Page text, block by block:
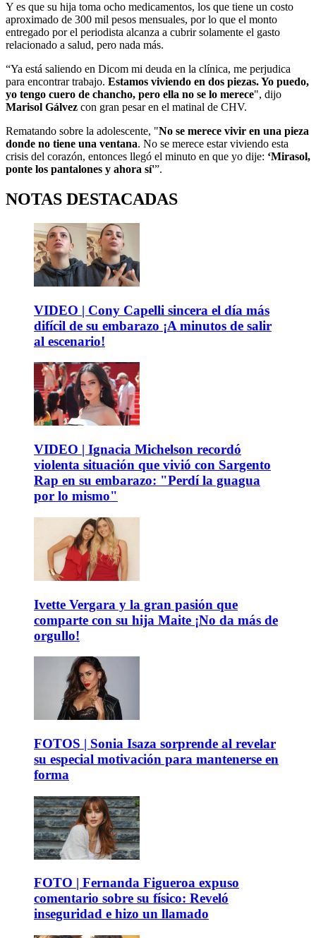
Y es que su hija toma ocho medicamentos, los que tiene un costo
aproximado de 300 mil pesos mensuales, por lo que el monto
entregado por el periodista alcanza a cubrir solamente el gasto
relacionado a salud, pero nada más.
“Ya está saliendo en Dicom mi deuda en la clínica, me perjudica
para encontrar trabajo. Estamos viviendo en dos piezas. Yo puedo,
yo tengo cuero de chancho, pero ella no se lo merece", dijo
Marisol Gálvez con gran pesar en el matinal de CHV.
Rematando sobre la adolescente, "No se merece vivir en una pieza
donde no tiene una ventana. No se merece estar viviendo esta
crisis del corazón, entonces llegó el minuto en que yo dije: ‘Mirasol,
ponte los pantalones y ahora sí'”.
NOTAS DESTACADAS
VIDEO | Cony Capelli sincera el día más
difícil de su embarazo ¡A minutos de salir
al escenario!
VIDEO | Ignacia Michelson recordó
violenta situación que vivió con Sargento
Rap en su embarazo: "Perdí la guagua
por lo mismo"
Ivette Vergara y la gran pasión que
comparte con su hija Maite ¡No da más de
orgullo!
FOTOS | Sonia Isaza sorprende al revelar
su especial motivación para mantenerse en
forma
FOTO | Fernanda Figueroa expuso
comentario sobre su físico: Reveló
inseguridad e hizo un llamado